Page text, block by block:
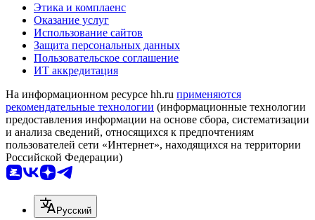
Этика и комплаенс
Оказание услуг
Использование сайтов
Защита персональных данных
Пользовательское соглашение
ИТ аккредитация
На информационном ресурсе hh.ru применяются
рекомендательные технологии (информационные технологии
предоставления информации на основе сбора, систематизации
и анализа сведений, относящихся к предпочтениям
пользователей сети «Интернет», находящихся на территории
Российской Федерации)
Русский